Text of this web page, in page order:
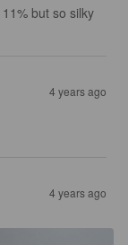
but so silky
4 years ago
4 years ago